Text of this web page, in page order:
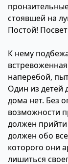
стоявшей на
Постой!
К нему
наперебой,
Один из детей
дома нет. Без
возможности
должен
должен обо
которого они
лишиться